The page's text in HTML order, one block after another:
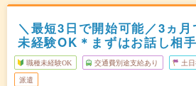
＼最短3日で開始可能／3ヵ月
未経験OK＊まずはお話し相
職種未経験OK 交通費別途支給あり 土
派遣